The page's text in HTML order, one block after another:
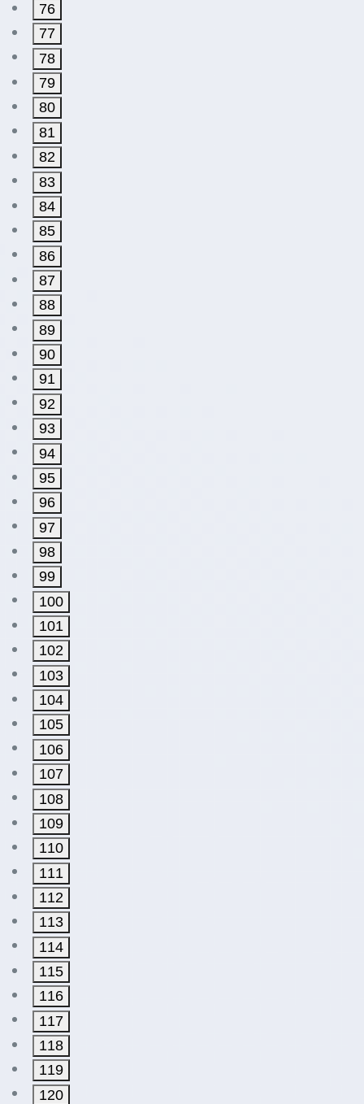
76
77
78
79
80
81
82
83
84
85
86
87
88
89
90
91
92
93
94
95
96
97
98
99
100
101
102
103
104
105
106
107
108
109
110
111
112
113
114
115
116
117
118
119
120